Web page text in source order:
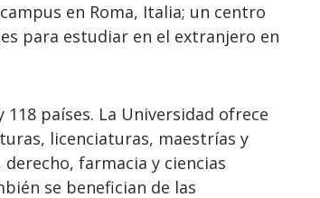
en Roma, Italia; un centro
para estudiar en el extranjero en
países. La Universidad ofrece
licenciaturas, maestrías y
farmacia y ciencias
se benefician de las